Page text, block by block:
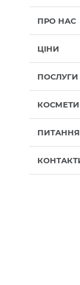
ПРО НАС
ЦІНИ
ПОСЛУГИ
ПИТАННЯ